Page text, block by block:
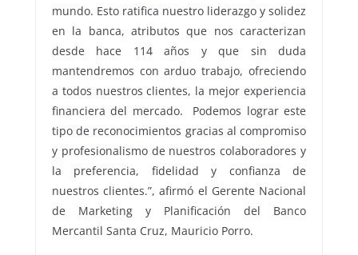
mundo. Esto ratifica nuestro liderazgo y solidez
en la banca, atributos que nos caracterizan
desde hace 114 años y que sin duda
mantendremos con arduo trabajo, ofreciendo
a todos nuestros clientes, la mejor experiencia
financiera del mercado. Podemos lograr este
tipo de reconocimientos gracias al compromiso
y profesionalismo de nuestros colaboradores y
la preferencia, fidelidad y confianza de
nuestros clientes.”, afirmó el Gerente Nacional
de Marketing y Planificación del Banco
Mercantil Santa Cruz, Mauricio Porro.